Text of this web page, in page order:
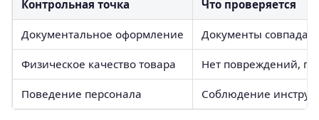
Контрольная точка Что проверяется
Документальное оформление Документы
Физическое качество товара Нет повреждений,
Поведение персонала Соблюдение